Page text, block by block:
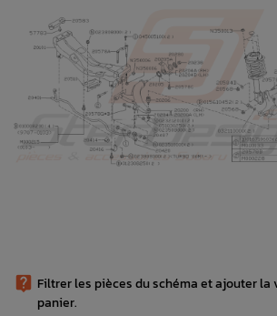
 Filtrer les pièces du schéma et ajouter la
panier.